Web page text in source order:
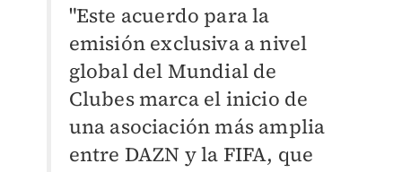
"Este acuerdo para la
emisión exclusiva a nivel
global del Mundial de
Clubes marca el inicio de
una asociación más amplia
entre DAZN y la FIFA, que